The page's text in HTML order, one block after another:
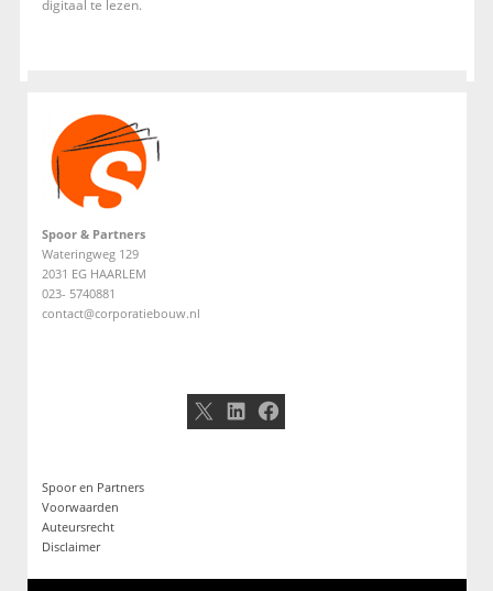
digitaal te lezen.
Spoor & Partners
Wateringweg 129
2031 EG HAARLEM
023- 5740881
contact@corporatiebouw.nl
X LinkedIn
Facebook
Spoor en Partners
Voorwaarden
Auteursrecht
Disclaimer